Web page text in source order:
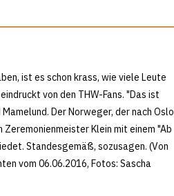
ist es schon krass, wie viele Leute
von den THW-Fans. "Das ist
Der Norweger, der nach Oslo
Klein mit einem "Ab
Standesgemäß, sozusagen. (Von
vom 06.06.2016, Fotos: Sascha